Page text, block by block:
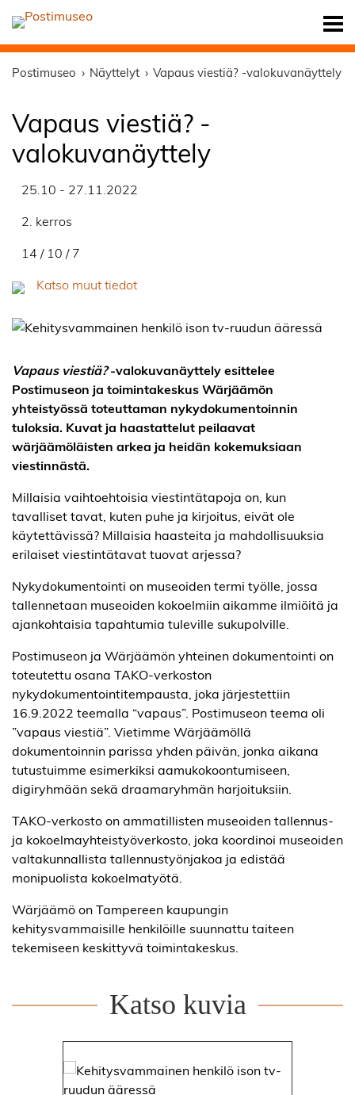
Postimuseo Näyttelyt Vapaus viestiä? -valokuvanäyttely
Vapaus viestiä? -
valokuvanäyttely
25.10 - 27.11.2022
2. kerros
14 / 10 / 7
Katso muut tiedot
Vapaus viestiä?-valokuvanäyttely esittelee
Postimuseon ja toimintakeskus Wärjäämön
yhteistyössä toteuttaman nykydokumentoinnin
tuloksia. Kuvat ja haastattelut peilaavat
wärjäämöläisten arkea ja heidän kokemuksiaan
viestinnästä.
Millaisia vaihtoehtoisia viestintätapoja on, kun
tavalliset tavat, kuten puhe ja kirjoitus, eivät ole
käytettävissä? Millaisia haasteita ja mahdollisuuksia
erilaiset viestintätavat tuovat arjessa?
Nykydokumentointi on museoiden termi työlle, jossa
tallennetaan museoiden kokoelmiin aikamme ilmiöitä ja
ajankohtaisia tapahtumia tuleville sukupolville.
Postimuseon ja Wärjäämön yhteinen dokumentointi on
toteutettu osana TAKO-verkoston
nykydokumentointitempausta, joka järjestettiin
16.9.2022 teemalla “vapaus”. Postimuseon teema oli
”vapaus viestiä”. Vietimme Wärjäämöllä
dokumentoinnin parissa yhden päivän, jonka aikana
tutustuimme esimerkiksi aamukokoontumiseen,
digiryhmään sekä draamaryhmän harjoituksiin.
TAKO-verkosto on ammatillisten museoiden tallennus-
ja kokoelmayhteistyöverkosto, joka koordinoi museoiden
valtakunnallista tallennustyönjakoa ja edistää
monipuolista kokoelmatyötä.
Wärjäämö on Tampereen kaupungin
kehitysvammaisille henkilöille suunnattu taiteen
tekemiseen keskittyvä toimintakeskus.
Katso kuvia